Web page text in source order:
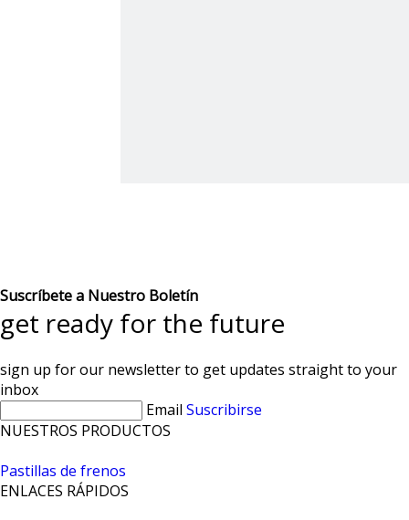
Suscríbete a Nuestro Boletín
get ready for the future
sign up for our newsletter to get updates straight to your
inbox
Email Suscribirse
NUESTROS PRODUCTOS
Pastillas de frenos
ENLACES RÁPIDOS